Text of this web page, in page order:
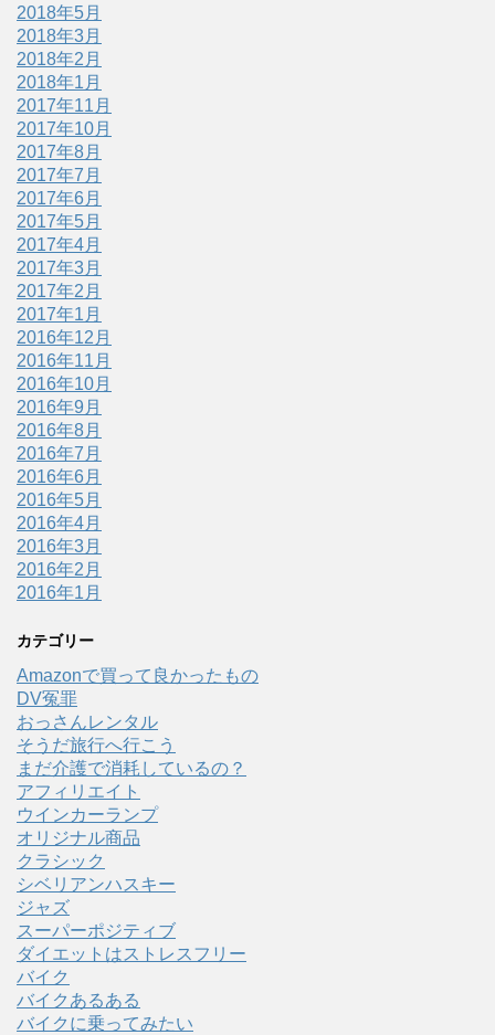
2018年5月
2018年3月
2018年2月
2018年1月
2017年11月
2017年10月
2017年8月
2017年7月
2017年6月
2017年5月
2017年4月
2017年3月
2017年2月
2017年1月
2016年12月
2016年11月
2016年10月
2016年9月
2016年8月
2016年7月
2016年6月
2016年5月
2016年4月
2016年3月
2016年2月
2016年1月
カテゴリー
Amazonで買って良かったもの
DV冤罪
おっさんレンタル
そうだ旅行へ行こう
まだ介護で消耗しているの？
アフィリエイト
ウインカーランプ
オリジナル商品
クラシック
シベリアンハスキー
ジャズ
スーパーポジティブ
ダイエットはストレスフリー
バイク
バイクあるある
バイクに乗ってみたい